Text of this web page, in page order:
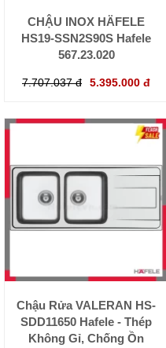
CHẬU INOX HÄFELE
HS19-SSN2S90S Hafele
567.23.020
7.707.037 đ 5.395.000 đ
Chậu Rửa VALERAN HS-
SDD11650 Hafele - Thép
Không Gỉ, Chống Ồn